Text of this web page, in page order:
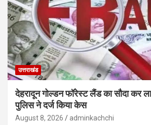
उत्तराखंड
देहरादून गोल्डन फॉरेस्ट लैंड का सौदा कर
पुलिस ने दर्ज किया केस
August 8, 2026 adminkachchi